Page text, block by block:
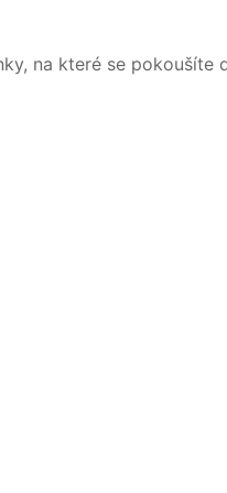
na které se pokoušíte